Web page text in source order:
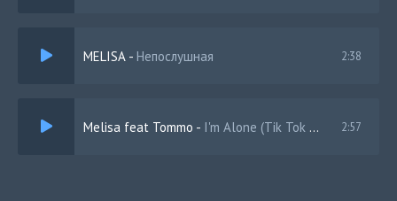
MELISA - Непослушная 2:38
Melisa feat Tommo - I'm Alone (Tik Tok Remix) 2:57